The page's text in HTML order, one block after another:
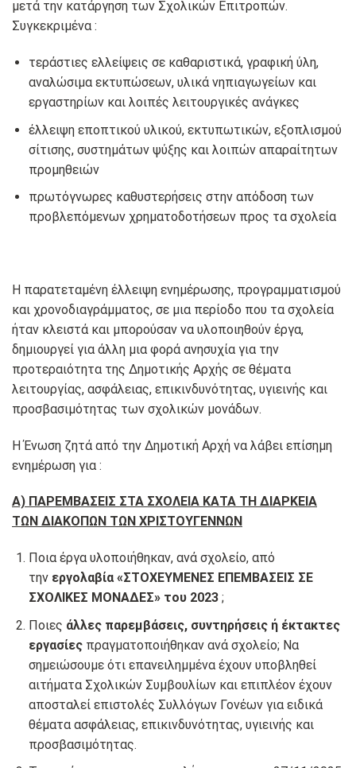
μετά την κατάργηση των Σχολικών Επιτροπών.
Συγκεκριμένα :
τεράστιες ελλείψεις σε καθαριστικά, γραφική ύλη,
αναλώσιμα εκτυπώσεων, υλικά νηπιαγωγείων και
εργαστηρίων και λοιπές λειτουργικές ανάγκες
έλλειψη εποπτικού υλικού, εκτυπωτικών, εξοπλισμού
σίτισης, συστημάτων ψύξης και λοιπών απαραίτητων
προμηθειών
πρωτόγνωρες καθυστερήσεις στην απόδοση των
προβλεπόμενων χρηματοδοτήσεων προς τα σχολεία
Η παρατεταμένη έλλειψη ενημέρωσης, προγραμματισμού
και χρονοδιαγράμματος, σε μια περίοδο που τα σχολεία
ήταν κλειστά και μπορούσαν να υλοποιηθούν έργα,
δημιουργεί για άλλη μια φορά ανησυχία για την
προτεραιότητα της Δημοτικής Αρχής σε θέματα
λειτουργίας, ασφάλειας, επικινδυνότητας, υγιεινής και
προσβασιμότητας των σχολικών μονάδων.
Η Ένωση ζητά από την Δημοτική Αρχή να λάβει επίσημη
ενημέρωση για :
Α) ΠΑΡΕΜΒΑΣΕΙΣ ΣΤΑ ΣΧΟΛΕΙΑ ΚΑΤΑ ΤΗ ΔΙΑΡΚΕΙΑ
ΤΩΝ ΔΙΑΚΟΠΩΝ ΤΩΝ ΧΡΙΣΤΟΥΓΕΝΝΩΝ
Ποια έργα υλοποιήθηκαν, ανά σχολείο, από
την εργολαβία «ΣΤΟΧΕΥΜΕΝΕΣ ΕΠΕΜΒΑΣΕΙΣ ΣΕ
ΣΧΟΛΙΚΕΣ ΜΟΝΑΔΕΣ» του 2023 ;
Ποιες άλλες παρεμβάσεις, συντηρήσεις ή έκτακτες
εργασίεςπραγματοποιήθηκαν ανά σχολείο; Να
σημειώσουμε ότι επανειλημμένα έχουν υποβληθεί
αιτήματα Σχολικών Συμβουλίων και επιπλέον έχουν
αποσταλεί επιστολές Συλλόγων Γονέων για ειδικά
θέματα ασφάλειας, επικινδυνότητας, υγιεινής και
προσβασιμότητας.